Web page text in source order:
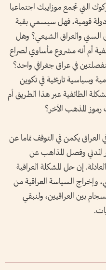
التي تجمع موزاييك اجتماعيا
دولة قومية، فهل سيسمي بقية
السني والعراق الشيعي؟ وهل
أم أنه مشروع مأساوي لصراع
في عراق جغرافي واحد؟
وسياسية تاريخية في تكوين
الطائفية عبر هذا الطريق أم
المذهب الآخر؟
العراق يكمن في التوقف تماما عن
المدني وفصل المذاهب عن
إن حل المشكلة العراقية
وإخراج السياسة العراقية من
بين العراقيين، ولنبقي